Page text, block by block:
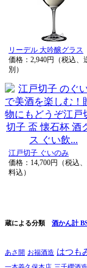
リーデル 大吟醸グラス
価格：2,940円（税込、
別）
江戸切子 ぐいのみ
価格：14,700円（税込
料込）
蔵による分類 酒かん計
あさ開 お福酒造 はつも